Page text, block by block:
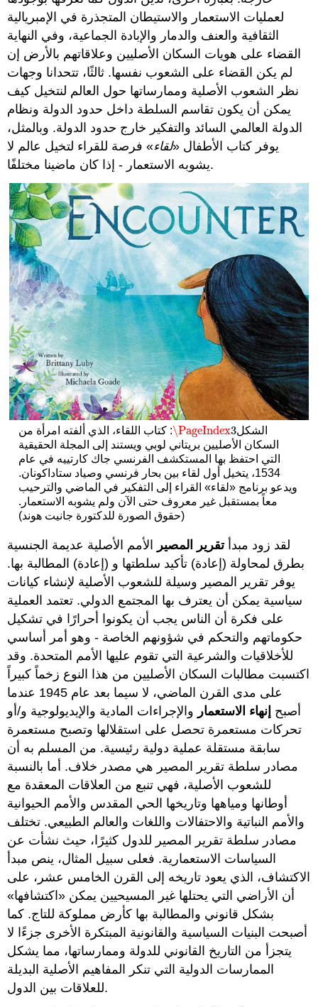
لعمليات الاستعمار والاستيطان المتجذرة في الإمبريالية
الثقافية والعنف والدمار والإبادة الجماعية، وفي النهاية
القضاء على هويات السكان الأصليين وعلاقاتهم بالأرض إن
لم يكن القضاء على الشعوب نفسها. ثالثًا، تتحدانا وجهات
نظر الشعوب الأصلية وممارساتها حول العالم لنتخيل كيف
يمكن أن يكون تقاسم السلطة داخل حدود الدولة ونظام
الدولة العالمي السائد والتفكير خارج حدود الدولة. وبالمثل،
يوفر كتاب الأطفال «لقاء» فرصة للقراء لتخيل عالم لا
يشوبه الاستعمار - إذا كان ماضينا مختلفًا.
الشكل \PageIndex3
\PageIndex3
: كتاب اللقاء، الذي ألفته امرأة من
السكان الأصليين بريتاني لوبي ويستند إلى المجلة الحقيقية
التي احتفظ بها المستكشف الفرنسي جاك كارتييه في عام
1534، يتخيل أول لقاء بين بحار فرنسي وصياد ستاداكونان.
ويدعو برنامج «لقاء» القراء إلى التفكير في الماضي والترحيب
معاً بمستقبل غير معروف حتى الآن ولم يشوبه الاستعمار.
(حقوق الصورة للدكتورة جانيت هوند)
لقد زود مبدأتقرير المصير
الأمم الأصلية عديمة الجنسية
بطرق لمحاولة (إعادة) تأكيد سلطتها و (إعادة) المطالبة بها.
يوفر تقرير المصير وسيلة للشعوب الأصلية لإنشاء كيانات
سياسية يمكن أن يعترف بها المجتمع الدولي. تعتمد العملية
على فكرة أن الناس يجب أن يكونوا أحرارًا في تشكيل
حكوماتهم والتحكم في شؤونهم الخاصة - وهو أمر أساسي
للأخلاقيات والشرعية التي تقوم عليها الأمم المتحدة. وقد
اكتسبت مطالبات السكان الأصليين من هذا النوع زخماً كبيراً
على مدى القرن الماضي، لا سيما بعد عام 1945 عندما
أصبح إنهاء الاستعمار والإجراءات المادية والإيديولوجية و/أو
تحركات مستعمرة تحصل على استقلالها وتصبح مستعمرة
سابقة مستقلة عملية دولية رئيسية. من المسلم به أن
مصادر سلطة تقرير المصير هي مصدر خلاف. أما بالنسبة
للشعوب الأصلية، فهي تنبع من العلاقات المعقدة مع
أوطانها ومياهها وتاريخها الحي المقدس والأمم الحيوانية
والأمم النباتية والاحتفالات واللغات والعالم الطبيعي. تختلف
مصادر سلطة تقرير المصير للدول كثيرًا، حيث نشأت عن
السياسات الاستعمارية. فعلى سبيل المثال، ينص مبدأ
الاكتشاف، الذي يعود تاريخه إلى القرن الخامس عشر، على
أن الأراضي التي يحتلها غير المسيحيين يمكن «اكتشافها»
بشكل قانوني والمطالبة بها كأرض مملوكة للتاج. كما
أصبحت البنيات السياسية والقانونية المبتكرة الأخرى جزءًا لا
يتجزأ من التاريخ القانوني للدولة وممارساتها، مما يشكل
الممارسات الدولية التي تنكر المفاهيم الأصلية البديلة
للعلاقات بين الدول.